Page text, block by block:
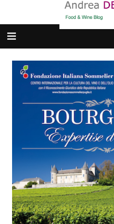
Galleria fotografica
Chi sono
cosa BERE
dove MANGIARE
cosa CUCINARE
dove ANDARE
Punti di vista e
Contatti